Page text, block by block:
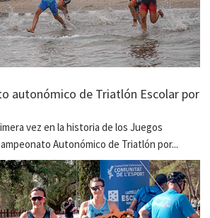
autonómico de Triatlón Escolar por
vez en la historia de los Juegos
Autonómico de Triatlón por...